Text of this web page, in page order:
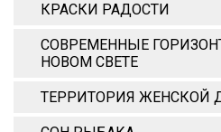
КРАСКИ РАДОСТИ
СОВРЕМЕННЫЕ
НОВОМ СВЕТЕ
ТЕРРИТОРИЯ ЖЕНСКОЙ